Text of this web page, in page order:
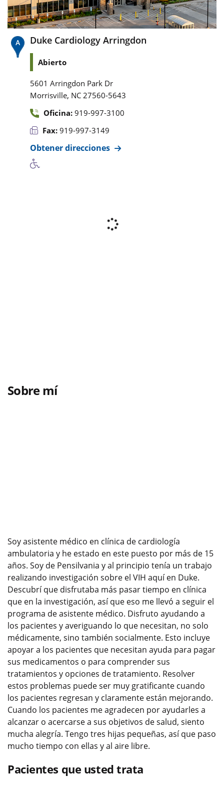
Duke Cardiology Arringdon
Abierto
5601 Arringdon Park Dr
Morrisville, NC 27560-5643
Oficina: 919-997-3100
Fax: 919-997-3149
Obtener direcciones
Sobre mí
Soy asistente médico en clínica de cardiología
ambulatoria y he estado en este puesto por más de 15
años. Soy de Pensilvania y al principio tenía un trabajo
realizando investigación sobre el VIH aquí en Duke.
Descubrí que disfrutaba más pasar tiempo en clínica
que en la investigación, así que eso me llevó a seguir el
programa de asistente médico. Disfruto ayudando a
los pacientes y averiguando lo que necesitan, no solo
médicamente, sino también socialmente. Esto incluye
apoyar a los pacientes que necesitan ayuda para pagar
sus medicamentos o para comprender sus
tratamientos y opciones de tratamiento. Resolver
estos problemas puede ser muy gratificante cuando
los pacientes regresan y claramente están mejorando.
Cuando los pacientes me agradecen por ayudarles a
alcanzar o acercarse a sus objetivos de salud, siento
mucha alegría. Tengo tres hijas pequeñas, así que paso
mucho tiempo con ellas y al aire libre.
Pacientes que usted trata